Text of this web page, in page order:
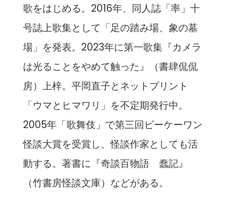
歌をはじめる。2016年、同人誌「率」十
号誌上歌集として「足の踏み場、象の墓
場」を発表。2023年に第一歌集『カメラ
は光ることをやめて触った』（書肆侃侃
房）上梓。平岡直子とネットプリント
「ウマとヒマワリ」を不定期発行中。
2005年「歌舞伎」で第三回ビーケーワン
怪談大賞を受賞し、怪談作家としても活
動する。著書に『奇談百物語 蠢記』
（竹書房怪談文庫）などがある。